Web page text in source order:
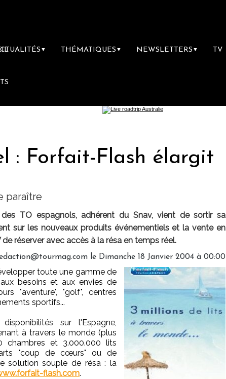
▼ THÉMATIQUES ▼ NEWSLETTERS ▼ TV
: Forfait-Flash élargit
paraître
TO espagnols, adhérent du Snav, vient de sortir sa
sur les nouveaux produits événementiels et la vente en
réserver avec accès à la résa en temps réel.
le Dimanche 18 Janvier 2004 à 00:00
toute une gamme de
besoins et aux envies de
"aventure", "golf", centres
sportifs...
sur l'Espagne,
à travers le monde (plus
chambres et 3.000.000 lits
"coup de cœurs" ou de
solution souple de résa : la
flash.com.